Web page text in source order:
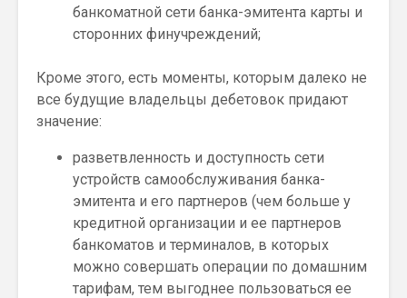
банкоматной сети банка-эмитента карты и
сторонних финучреждений;
Кроме этого, есть моменты, которым далеко не
все будущие владельцы дебетовок придают
значение:
разветвленность и доступность сети
устройств самообслуживания банка-
эмитента и его партнеров (чем больше у
кредитной организации и ее партнеров
банкоматов и терминалов, в которых
можно совершать операции по домашним
тарифам, тем выгоднее пользоваться ее